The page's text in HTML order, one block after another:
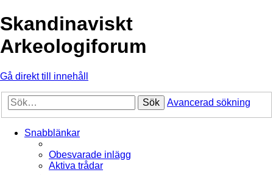
Skandinaviskt
Arkeologiforum
Gå direkt till innehåll
Sök Avancerad sökning
Snabblänkar
Obesvarade inlägg
Aktiva trådar